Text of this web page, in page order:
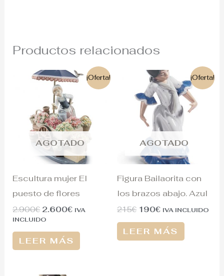
Productos relacionados
¡Oferta!
AGOTADO
Escultura mujer El
puesto de flores
2.900€
El
precio
original
era:
2.900€.
2.600€
El
precio
actual
es:
2.600€.
IVA
INCLUIDO
LEER MÁS
¡Oferta!
AGOTADO
Figura Bailaorita con
los brazos abajo. Azul
215€
precio
original
era:
215€.
190€
El
precio
actual
es:
190€.
IVA INCLUIDO
LEER MÁS